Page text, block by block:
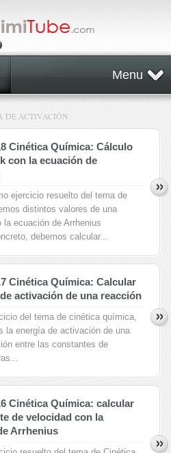
Menu
DE ACTIVACIÓN
Cinética Química: Cálculo
con la ecuación de
ejercicio resuelto del tema de
distintos valores de una
ecuación de Arrhenius
debemos calcular...
Cinética Química: Calcular
activación de una reacción
del tema de cinética química,
la energía de activación de una
entre las constantes de
Cinética Química: calcular
de velocidad con la
Arrhenius